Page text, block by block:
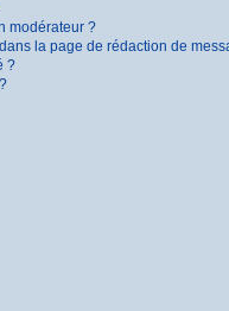
modérateur ?
la page de rédaction de
?